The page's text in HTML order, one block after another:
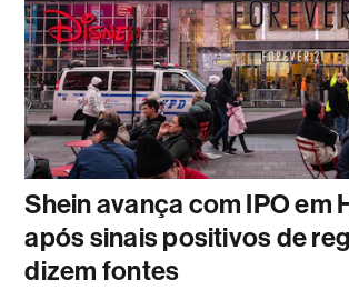
Shein avança com IPO em
após sinais positivos de
dizem fontes